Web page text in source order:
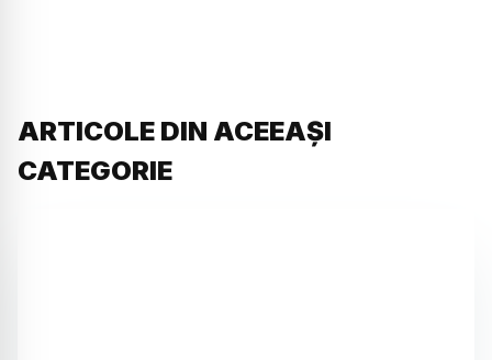
ARTICOLE DIN ACEEAȘI
CATEGORIE